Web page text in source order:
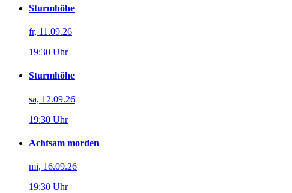
Sturmhöhe
fr, 11.09.26
19:30 Uhr
Sturmhöhe
sa, 12.09.26
19:30 Uhr
Achtsam morden
mi, 16.09.26
19:30 Uhr